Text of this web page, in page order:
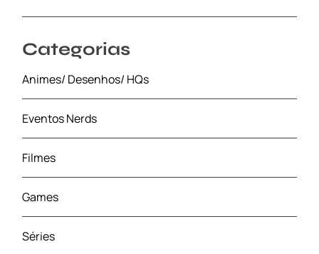
Categorias
Animes/ Desenhos/ HQs
Eventos Nerds
Filmes
Games
Séries